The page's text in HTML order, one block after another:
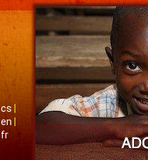
cs
en
fr